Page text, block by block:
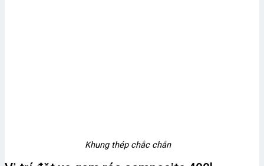
Khung thép chắc chắn